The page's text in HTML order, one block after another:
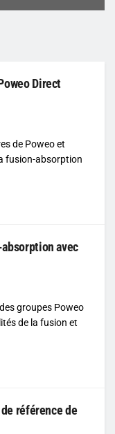
Direct
de Poweo et
fusion-absorption
avec
groupes Poweo
de la fusion et
référence de